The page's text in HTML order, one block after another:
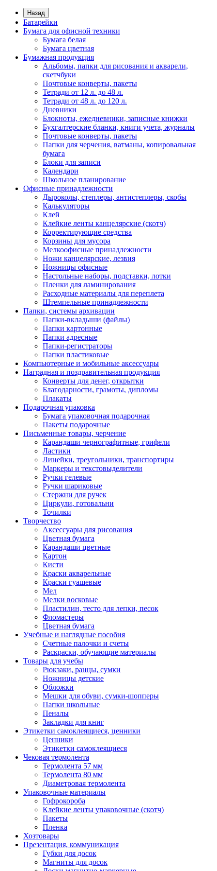
Назад
Батарейки
Бумага для офисной техники
Бумага белая
Бумага цветная
Бумажная продукция
Альбомы, папки для рисования и акварели,
скетчбуки
Почтовые конверты, пакеты
Тетради от 12 л. до 48 л.
Тетради от 48 л. до 120 л.
Дневники
Блокноты, ежедневники, записные книжки
Бухгалтерские бланки, книги учета, журналы
Почтовые конверты, пакеты
Папки для черчения, ватманы, копировальная
бумага
Блоки для записи
Календари
Школьное планирование
Офисные принадлежности
Дыроколы, степлеры, антистеплеры, скобы
Калькуляторы
Клей
Клейкие ленты канцелярские (скотч)
Корректирующие средства
Корзины для мусора
Мелкоофисные принадлежности
Ножи канцелярские, лезвия
Ножницы офисные
Настольные наборы, подставки, лотки
Пленки для ламинирования
Расходные материалы для переплета
Штемпельные принадлежности
Папки, системы архивации
Папки-вкладыши (файлы)
Папки картонные
Папки адресные
Папки-регистраторы
Папки пластиковые
Компьютерные и мобильные аксессуары
Наградная и поздравительная продукция
Конверты для денег, открытки
Благодарности, грамоты, дипломы
Плакаты
Подарочная упаковка
Бумага упаковочная подарочная
Пакеты подарочные
Письменные товары, черчение
Карандаши чернографитные, грифели
Ластики
Линейки, треугольники, транспортиры
Маркеры и текстовыделители
Ручки гелевые
Ручки шариковые
Стержни для ручек
Циркули, готовальни
Точилки
Творчество
Аксессуары для рисования
Цветная бумага
Карандаши цветные
Картон
Кисти
Краски акварельные
Краски гуашевые
Мел
Мелки восковые
Пластилин, тесто для лепки, песок
Фломастеры
Цветная бумага
Учебные и наглядные пособия
Счетные палочки и счеты
Раскраски, обучающие материалы
Товары для учебы
Рюкзаки, ранцы, сумки
Ножницы детские
Обложки
Мешки для обуви, сумки-шопперы
Папки школьные
Пеналы
Закладки для книг
Этикетки самоклеящиеся, ценники
Ценники
Этикетки самоклеящиеся
Чековая термолента
Термолента 57 мм
Термолента 80 мм
Диаметровая термолента
Упаковочные материалы
Гофрокороба
Клейкие ленты упаковочные (скотч)
Пакеты
Пленка
Хозтовары
Презентация, коммуникация
Губки для досок
Магниты для досок